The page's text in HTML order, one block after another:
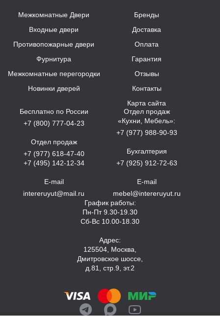
Межкомнатные Двери
Входные двери
Противопожарные двери
Фурнитура
Межкомнатные перегородки
Новинки дверей
Бренды
Доставка
Оплата
Гарантия
Отзывы
Контакты
Карта сайта
Бесплатно по России
+7 (800) 777-04-23
Отдел продаж
+7 (977) 618-47-40
+7 (495) 142-12-34
E-mail
intereruyut@mail.ru
Отдел продаж
«Кухни, Мебель»:
+7 (977) 988-90-93
Бухгалтерия
+7 (925) 912-72-63
E-mail
mebel@intereruyut.ru
График работы:
Пн-Пт 9.30-19.30
Сб-Вс 10.00-18.30
Адрес:
125504, Москва,
Дмитровское шоссе,
д.81, стр.9, эт.2